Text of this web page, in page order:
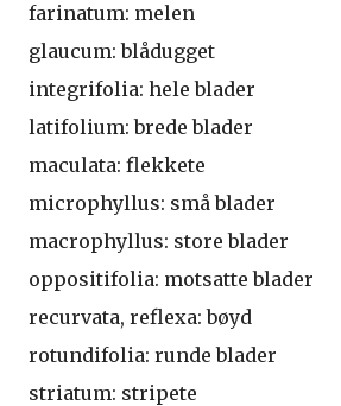
farinatum: melen
glaucum: blådugget
integrifolia: hele blader
latifolium: brede blader
maculata: flekkete
microphyllus: små blader
macrophyllus: store blader
oppositifolia: motsatte blader
recurvata, reflexa: bøyd
rotundifolia: runde blader
striatum: stripete